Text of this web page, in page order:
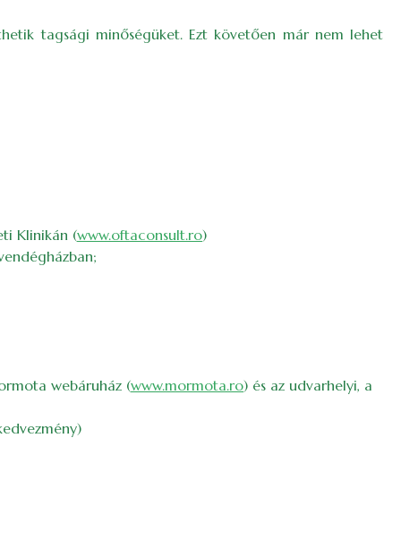
tagsági minőségüket. Ezt követően már nem lehet
Klinikán (www.oftaconsult.ro)
webáruház (www.mormota.ro) és az udvarhelyi, a